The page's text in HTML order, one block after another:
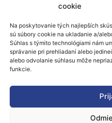
cookie
Na poskytovanie tých najlepších
sú súbory cookie na ukladanie a/
Súhlas s týmito technológiami nám
správanie pri prehliadaní alebo
alebo odvolanie súhlasu môže
funkcie.
odborníkov.
Seminár sa bude
a trendom vo
úložiskách, ktoré s
témy energetickej
náhrady za fosílne
ceste k uhlíkovej
rozvoja energetických